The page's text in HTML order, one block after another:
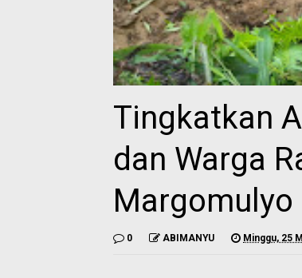
Tingkatkan
dan Warga
Margomulyo
0 ABIMANYU Minggu, 25